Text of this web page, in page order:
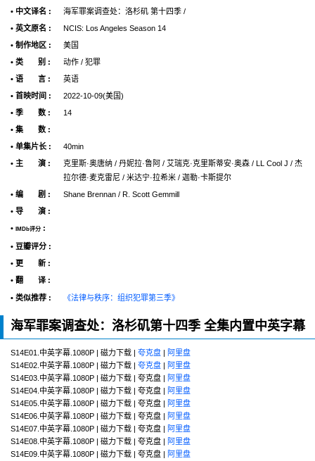
• 中文译名 :
海军罪案调查处：洛杉矶 第十四季 /
• 英文原名 :
NCIS: Los Angeles Season 14
• 制作地区 :
美国
• 类 别 :
动作 / 犯罪
• 语 言 :
英语
• 首映时间 :
2022-10-09(美国)
• 季 数 :
14
• 集 数 :
• 单集片长 :
40min
• 主 演 :
克里斯·奥唐纳 / 丹妮拉·鲁阿 / 艾瑞克·克里斯蒂安·奥森 / LL Cool J / 杰
拉尔德·麦克雷尼 / 米达宁·拉希米 / 迦勒·卡斯提尔
• 编 剧 :
Shane Brennan / R. Scott Gemmill
• 导 演 :
•
IMDb评分 :
• 豆瓣评分 :
• 更 新 :
• 翻 译 :
• 类似推荐 : 《法律与秩序：组织犯罪第三季》
海军罪案调查处：洛杉矶第十四季 全集内置中英字幕
S14E01.中英字幕.1080P | 磁力下载 | 夸克盘 | 阿里盘
S14E02.中英字幕.1080P | 磁力下载 | 夸克盘 | 阿里盘
S14E03.中英字幕.1080P | 磁力下载 | 夸克盘 | 阿里盘
S14E04.中英字幕.1080P | 磁力下载 | 夸克盘 | 阿里盘
S14E05.中英字幕.1080P | 磁力下载 | 夸克盘 | 阿里盘
S14E06.中英字幕.1080P | 磁力下载 | 夸克盘 | 阿里盘
S14E07.中英字幕.1080P | 磁力下载 | 夸克盘 | 阿里盘
S14E08.中英字幕.1080P | 磁力下载 | 夸克盘 | 阿里盘
S14E09.中英字幕.1080P | 磁力下载 | 夸克盘 | 阿里盘